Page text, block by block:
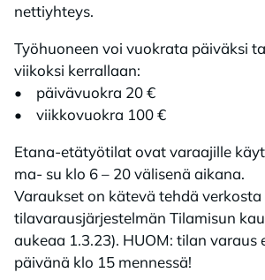
nettiyhteys.
Työhuoneen voi vuokrata päiväksi
viikoksi kerrallaan:
• päivävuokra 20 €
• viikkovuokra 100 €
Etana-etätyötilat ovat varaajille
ma- su klo 6 – 20 välisenä aikana.
Varaukset on kätevä tehdä
tilavarausjärjestelmän Tilamisun
aukeaa 1.3.23). HUOM: tilan varaus
päivänä klo 15 mennessä!